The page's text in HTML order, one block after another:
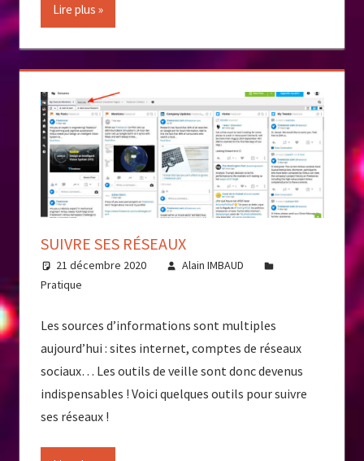
Lire plus
SUIVRE SES RÉSEAUX
21 décembre 2020
Alain IMBAUD
Pratique
Les sources d’informations sont multiples
aujourd’hui : sites internet, comptes de réseaux
sociaux… Les outils de veille sont donc devenus
indispensables ! Voici quelques outils pour suivre
ses réseaux !